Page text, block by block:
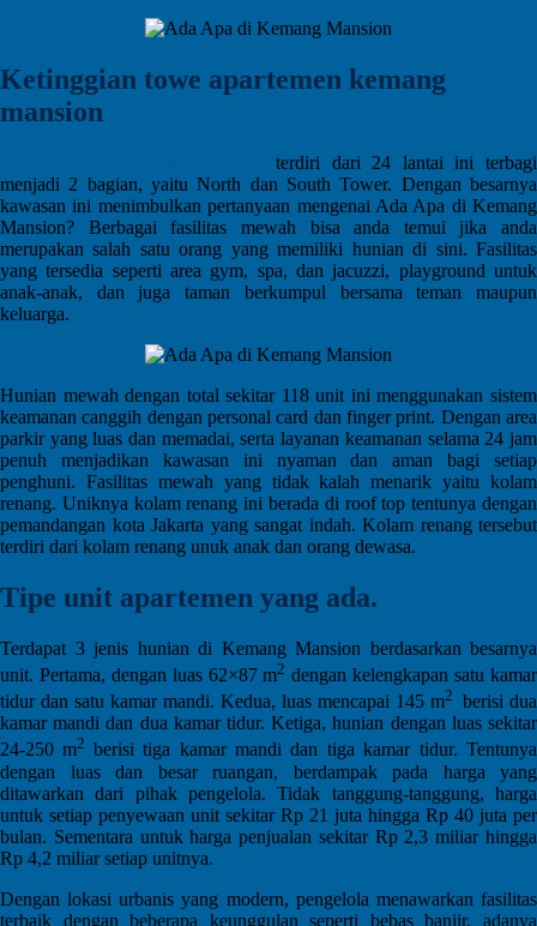
Ketinggian towe apartemen kemang
mansion
terdiri dari 24 lantai ini terbagi
menjadi 2 bagian, yaitu North dan South Tower. Dengan besarnya
kawasan ini menimbulkan pertanyaan mengenai Ada Apa di Kemang
Mansion? Berbagai fasilitas mewah bisa anda temui jika anda
merupakan salah satu orang yang memiliki hunian di sini. Fasilitas
yang tersedia seperti area gym, spa, dan jacuzzi, playground untuk
anak-anak, dan juga taman berkumpul bersama teman maupun
keluarga.
Hunian mewah dengan total sekitar 118 unit ini menggunakan sistem
keamanan canggih dengan personal card dan finger print. Dengan area
parkir yang luas dan memadai, serta layanan keamanan selama 24 jam
penuh menjadikan kawasan ini nyaman dan aman bagi setiap
penghuni. Fasilitas mewah yang tidak kalah menarik yaitu kolam
renang. Uniknya kolam renang ini berada di roof top tentunya dengan
pemandangan kota Jakarta yang sangat indah. Kolam renang tersebut
terdiri dari kolam renang unuk anak dan orang dewasa.
Tipe unit apartemen yang ada.
Terdapat 3 jenis hunian di Kemang Mansion berdasarkan besarnya
unit. Pertama, dengan luas 62×87 m2 dengan kelengkapan satu kamar
tidur dan satu kamar mandi. Kedua, luas mencapai 145 m2 berisi dua
kamar mandi dan dua kamar tidur. Ketiga, hunian dengan luas sekitar
24-250 m2 berisi tiga kamar mandi dan tiga kamar tidur. Tentunya
dengan luas dan besar ruangan, berdampak pada harga yang
ditawarkan dari pihak pengelola. Tidak tanggung-tanggung, harga
untuk setiap penyewaan unit sekitar Rp 21 juta hingga Rp 40 juta per
bulan. Sementara untuk harga penjualan sekitar Rp 2,3 miliar hingga
Rp 4,2 miliar setiap unitnya.
Dengan lokasi urbanis yang modern, pengelola menawarkan fasilitas
terbaik dengan beberapa keunggulan seperti bebas banjir, adanya